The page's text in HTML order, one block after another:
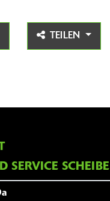
TEILEN
SERVICE SCHEIBE